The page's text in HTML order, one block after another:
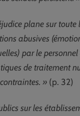
plane sur toute
abusives
par le personnel
de traitement
» (p. 32)
sur les